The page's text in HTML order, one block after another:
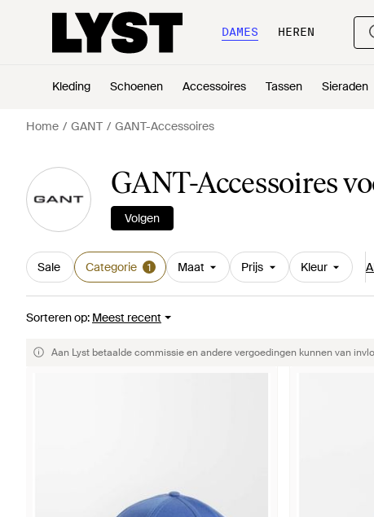
DAMES HEREN
Kleding Schoenen Accessoires Tassen Sieraden
Home GANT GANT-Accessoires
GANT-Accessoires
Volgen
Sale Categorie 1 Maat Prijs Kleur
Sorteren op: Meest recent
Aan Lyst betaalde commissie en andere vergoedingen kunnen van